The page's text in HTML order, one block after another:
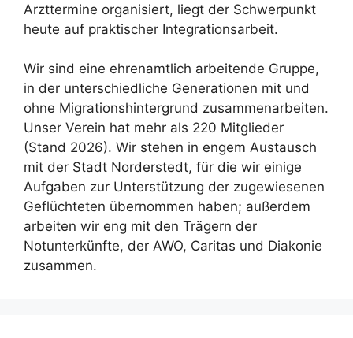
Arzttermine organisiert, liegt der Schwerpunkt
heute auf praktischer Integrationsarbeit.
Wir sind eine ehrenamtlich arbeitende Gruppe,
in der unterschiedliche Generationen mit und
ohne Migrationshintergrund zusammenarbeiten.
Unser Verein hat mehr als 220 Mitglieder
(Stand 2026). Wir stehen in engem Austausch
mit der Stadt Norderstedt, für die wir einige
Aufgaben zur Unterstützung der zugewiesenen
Geflüchteten übernommen haben; außerdem
arbeiten wir eng mit den Trägern der
Notunterkünfte, der AWO, Caritas und Diakonie
zusammen.